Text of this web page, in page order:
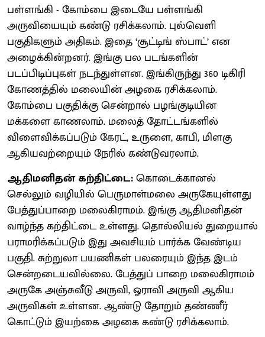
பள்ளங்கி - கோம்பை இடையே பள்ளங்கி
அருவியையும் கண்டு ரசிக்கலாம். புல்வெளி
பகுதிகளும் அதிகம். இதை ‘சூட்டிங் ஸ்பாட்’ என
அழைக்கின்றனர். இங்கு பல படங்களின்
படப்பிடிப்புகள் நடந்துள்ளன. இங்கிருந்து 360 டிகிரி
கோணத்தில் மலையின் அழகை ரசிக்கலாம்.
கோம்பை பகுதிக்கு சென்றால் பழங்குடியின
மக்களை காணலாம். மலைத் தோட்டங்களில்
விளைவிக்கப்படும் கேரட், உருளை, காபி, மிளகு
ஆகியவற்றையும் நேரில் கண்டுவரலாம்.
ஆதிமனிதன் கற்திட்டை:கொடைக்கானல்
செல்லும் வழியில் பெருமாள்மலை அருகேயுள்ளது
பேத்துப்பாறை மலைகிராமம். இங்கு ஆதிமனிதன்
வாழ்ந்த கற்திட்டை உள்ளது. தொல்லியல் துறையால்
பராமரிக்கப்படும் இது அவசியம் பார்க்க வேண்டிய
பகுதி. சுற்றுலா பயணிகள் பலரையும் இந்த இடம்
சென்றடையவில்லை. பேத்துப் பாறை மலைகிராமம்
அருகே அஞ்சுவீடு அருவி, ஓராவி அருவி ஆகிய
அருவிகள் உள்ளன. ஆண்டு தோறும் தண்ணீர்
கொட்டும் இயற்கை அழகை கண்டு ரசிக்கலாம்.